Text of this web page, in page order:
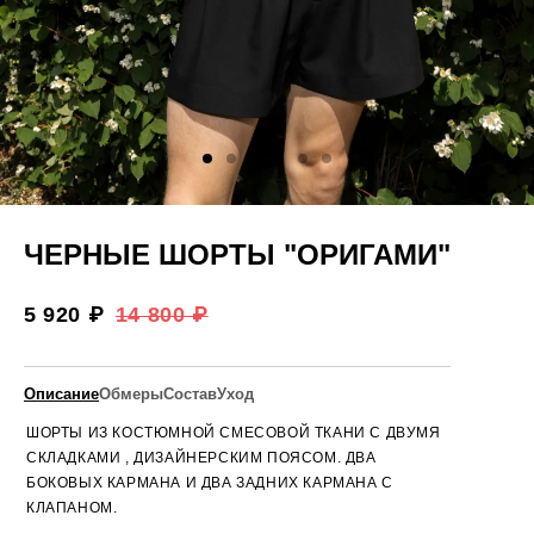
ЧЕРНЫЕ ШОРТЫ "ОРИГАМИ"
5 920 ₽ 14 800 ₽
ОписаниеОбмерыСоставУход
ШОРТЫ ИЗ КОСТЮМНОЙ СМЕСОВОЙ ТКАНИ С ДВУМЯ
СКЛАДКАМИ , ДИЗАЙНЕРСКИМ ПОЯСОМ. ДВА
БОКОВЫХ КАРМАНА И ДВА ЗАДНИХ КАРМАНА С
КЛАПАНОМ.